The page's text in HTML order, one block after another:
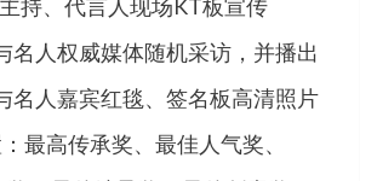
持、代言人现场KT板宣传
名人权威媒体随机采访，并播出
名人嘉宾红毯、签名板高清照片
最高传承奖、最佳人气奖、